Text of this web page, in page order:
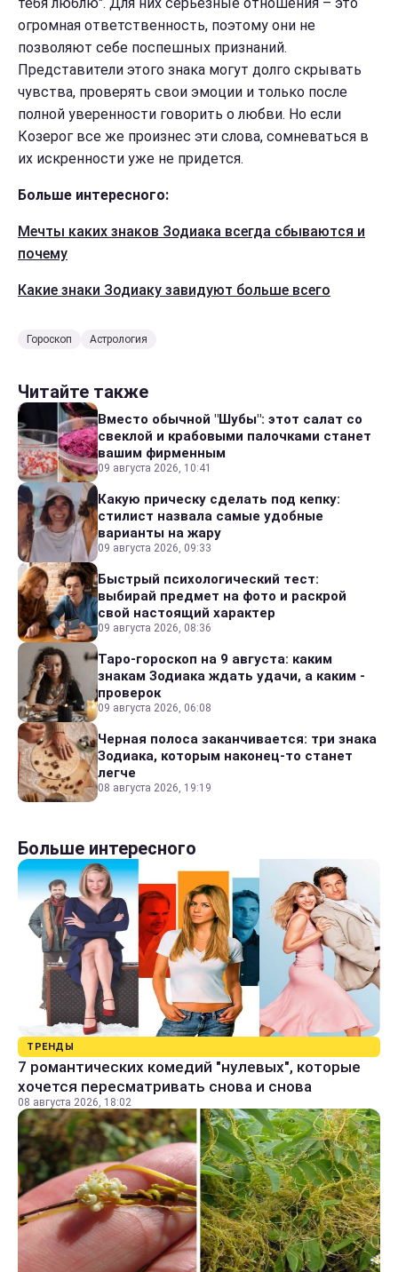
тебя люблю". Для них серьезные отношения – это
огромная ответственность, поэтому они не
позволяют себе поспешных признаний.
Представители этого знака могут долго скрывать
чувства, проверять свои эмоции и только после
полной уверенности говорить о любви. Но если
Козерог все же произнес эти слова, сомневаться в
их искренности уже не придется.
Больше интересного:
Мечты каких знаков Зодиака всегда сбываются и
почему
Какие знаки Зодиаку завидуют больше всего
Гороскоп Астрология
Читайте также
Вместо обычной "Шубы": этот салат со
свеклой и крабовыми палочками станет
вашим фирменным
09 августа 2026, 10:41
Какую прическу сделать под кепку:
стилист назвала самые удобные
варианты на жару
09 августа 2026, 09:33
Быстрый психологический тест:
выбирай предмет на фото и раскрой
свой настоящий характер
09 августа 2026, 08:36
Таро-гороскоп на 9 августа: каким
знакам Зодиака ждать удачи, а каким -
проверок
09 августа 2026, 06:08
Черная полоса заканчивается: три знака
Зодиака, которым наконец-то станет
легче
08 августа 2026, 19:19
Больше интересного
ТРЕНДЫ
7 романтических комедий "нулевых", которые
хочется пересматривать снова и снова
08 августа 2026, 18:02